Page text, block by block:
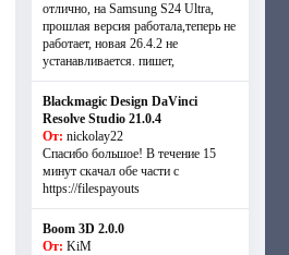
отлично, на Samsung S24 Ultra,
прошлая версия работала,теперь не
работает, новая 26.4.2 не
устанавливается. пишет,
Blackmagic Design DaVinci
Resolve Studio 21.0.4
От: nickolay22
Спасибо большое! В течение 15
минут скачал обе части с
https://filespayouts
Boom 3D 2.0.0
От: KiM